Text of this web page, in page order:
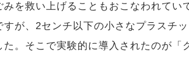
みを救い上げることもおこなわれてい
すが、2センチ以下の小さなプラスチ
た。そこで実験的に導入されたのが「